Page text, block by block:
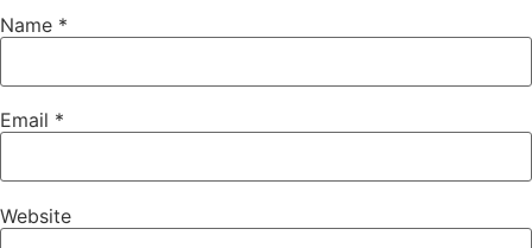
Name *
Email *
Website